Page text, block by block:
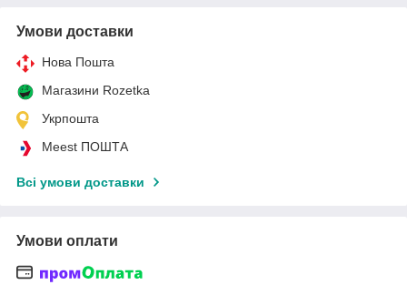
Умови доставки
Нова Пошта
Магазини Rozetka
Укрпошта
Meest ПОШТА
Всі умови доставки
Умови оплати